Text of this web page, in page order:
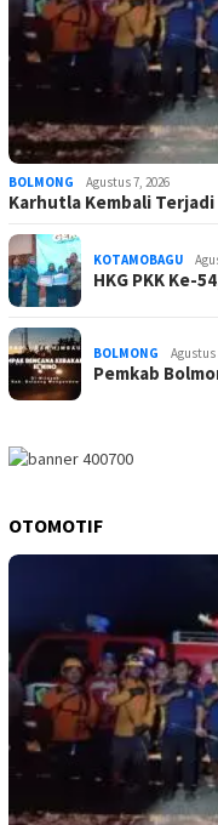
BOLMONG Agustus 7, 2026
Karhutla Kembali
KOTAMOBAGU
HKG PKK Ke-
BOLMONG Agustus
Pemkab
OTOMOTIF